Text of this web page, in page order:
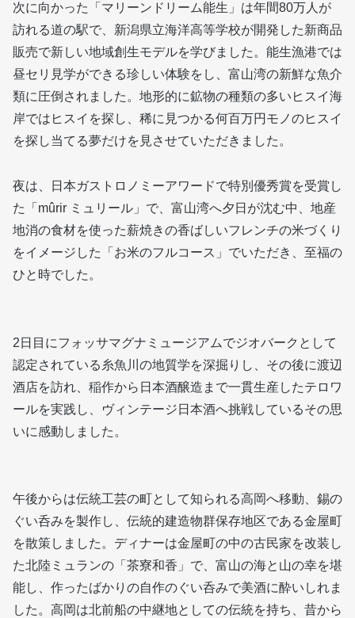
次に向かった「マリーンドリーム能生」は年間80万人が
訪れる道の駅で、新潟県立海洋高等学校が開発した新商品
販売で新しい地域創生モデルを学びました。能生漁港では
昼セリ見学ができる珍しい体験をし、富山湾の新鮮な魚介
類に圧倒されました。地形的に鉱物の種類の多いヒスイ海
岸ではヒスイを探し、稀に見つかる何百万円モノのヒスイ
を探し当てる夢だけを見させていただきました。
夜は、日本ガストロノミーアワードで特別優秀賞を受賞し
た「mûrir ミュリール」で、富山湾へ夕日が沈む中、地産
地消の食材を使った薪焼きの香ばしいフレンチの米づくり
をイメージした「お米のフルコース」でいただき、至福の
ひと時でした。
2日目にフォッサマグナミュージアムでジオバークとして
認定されている糸魚川の地質学を深掘りし、その後に渡辺
酒店を訪れ、稲作から日本酒醸造まで一貫生産したテロワ
ールを実践し、ヴィンテージ日本酒へ挑戦しているその思
いに感動しました。
午後からは伝統工芸の町として知られる高岡へ移動、錫の
ぐい呑みを製作し、伝統的建造物群保存地区である金屋町
を散策しました。ディナーは金屋町の中の古民家を改装し
た北陸ミュランの「茶寮和香」で、富山の海と山の幸を堪
能し、作ったばかりの自作のぐい呑みで美酒に酔いしれま
した。高岡は北前船の中継地としての伝統を持ち、昔から